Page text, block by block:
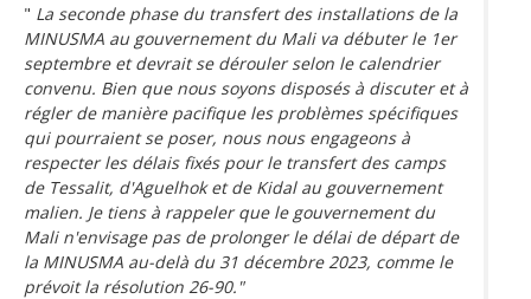
" La seconde phase du transfert des installations de la
MINUSMA au gouvernement du Mali va débuter le 1er
septembre et devrait se dérouler selon le calendrier
convenu. Bien que nous soyons disposés à discuter et à
régler de manière pacifique les problèmes spécifiques
qui pourraient se poser, nous nous engageons à
respecter les délais fixés pour le transfert des camps
de Tessalit, d'Aguelhok et de Kidal au gouvernement
malien. Je tiens à rappeler que le gouvernement du
Mali n'envisage pas de prolonger le délai de départ de
la MINUSMA au-delà du 31 décembre 2023, comme le
prévoit la résolution 26-90."